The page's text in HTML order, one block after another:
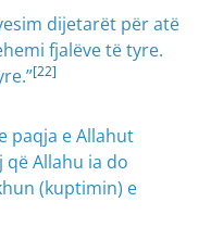
dijetarët për atë
fjalëve të tyre.
[22]
paqja e Allahut
Allahu ia do
(kuptimin) e